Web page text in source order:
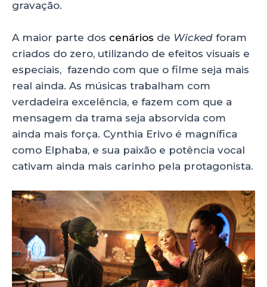
gravação.
A maior parte dos cenários de Wicked foram
criados do zero, utilizando de efeitos visuais e
especiais, fazendo com que o filme seja mais
real ainda. As músicas trabalham com
verdadeira excelência, e fazem com que a
mensagem da trama seja absorvida com
ainda mais força. Cynthia Erivo é magnífica
como Elphaba, e sua paixão e potência vocal
cativam ainda mais carinho pela protagonista.